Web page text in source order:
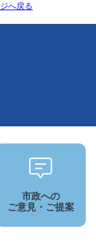
へ戻る
市政への
ご意見・ご提案